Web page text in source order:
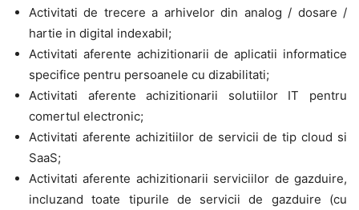
Activitati de trecere a arhivelor din analog / dosare /
hartie in digital indexabil;
Activitati aferente achizitionarii de aplicatii informatice
specifice pentru persoanele cu dizabilitati;
Activitati aferente achizitionarii solutiilor IT pentru
comertul electronic;
Activitati aferente achizitiilor de servicii de tip cloud si
SaaS;
Activitati aferente achizitionarii serviciilor de gazduire,
incluzand toate tipurile de servicii de gazduire (cu